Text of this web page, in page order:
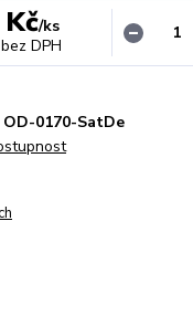
/ks
bez DPH
OD-0170-SatDe